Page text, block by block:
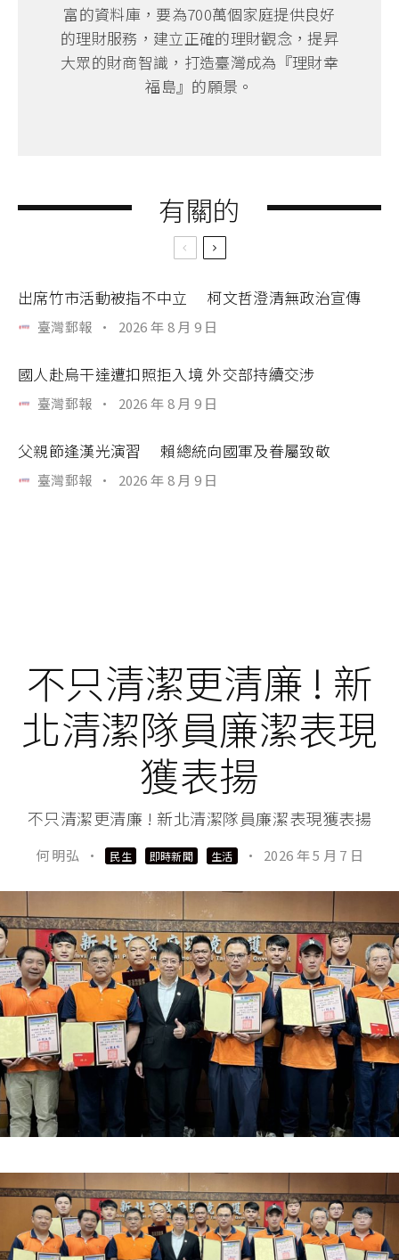
富的資料庫，要為700萬個家庭提供良好
的理財服務，建立正確的理財觀念，提昇
大眾的財商智識，打造臺灣成為『理財幸
福島』的願景。
有關的
出席竹市活動被指不中立 柯文哲澄清無政治宣傳
臺灣郵報 · 2026 年 8 月 9 日
國人赴烏干達遭扣照拒入境 外交部持續交涉
臺灣郵報 · 2026 年 8 月 9 日
父親節逢漢光演習 賴總統向國軍及眷屬致敬
臺灣郵報 · 2026 年 8 月 9 日
不只清潔更清廉 ! 新
北清潔隊員廉潔表現
獲表揚
不只清潔更清廉 ! 新北清潔隊員廉潔表現獲表揚
何 明弘 · 民生 即時新聞 生活 · 2026 年 5 月 7 日